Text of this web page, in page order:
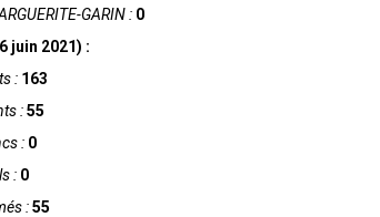
GARIN : 0
juin 2021) :
: 163
:55
: 0
: 0
:55